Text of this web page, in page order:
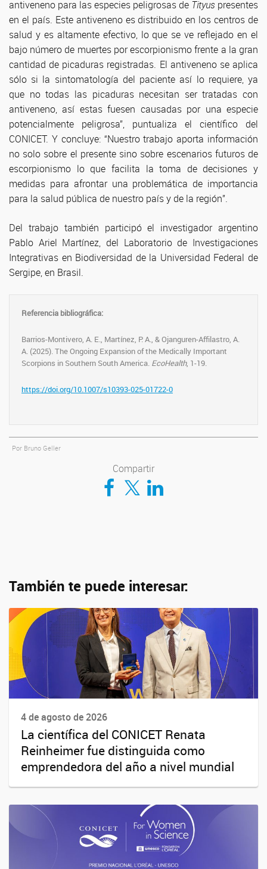
antiveneno para las especies peligrosas de Tityus presentes
en el país. Este antiveneno es distribuido en los centros de
salud y es altamente efectivo, lo que se ve reflejado en el
bajo número de muertes por escorpionismo frente a la gran
cantidad de picaduras registradas. El antiveneno se aplica
sólo si la sintomatología del paciente así lo requiere, ya
que no todas las picaduras necesitan ser tratadas con
antiveneno, así estas fuesen causadas por una especie
potencialmente peligrosa”, puntualiza el científico del
CONICET. Y concluye: “Nuestro trabajo aporta información
no solo sobre el presente sino sobre escenarios futuros de
escorpionismo lo que facilita la toma de decisiones y
medidas para afrontar una problemática de importancia
para la salud pública de nuestro país y de la región”.
Del trabajo también participó el investigador argentino
Pablo Ariel Martínez, del Laboratorio de Investigaciones
Integrativas en Biodiversidad de la Universidad Federal de
Sergipe, en Brasil.
Referencia bibliográfica:
Barrios-Montivero, A. E., Martínez, P. A., & Ojanguren-Affilastro, A.
A. (2025). The Ongoing Expansion of the Medically Important
Scorpions in Southern South America. EcoHealth, 1-19.
https://doi.org/10.1007/s10393-025-01722-0
Por Bruno Geller
Compartir
Compartir en Facebook
Compartir en TwitterCompartir en LinkedIn
También te puede interesar:
4 de agosto de 2026
La científica del CONICET Renata
Reinheimer fue distinguida como
emprendedora del año a nivel mundial